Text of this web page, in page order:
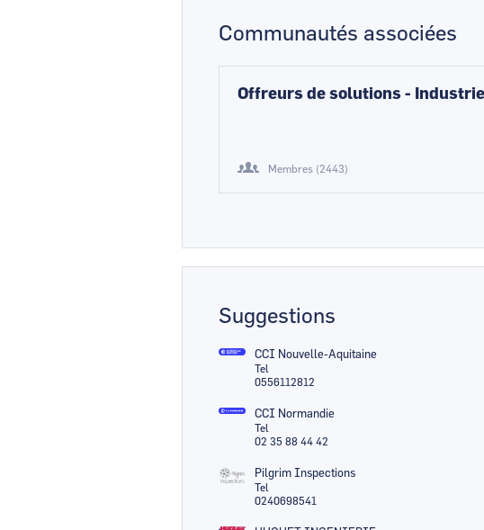
Communautés associées
Offreurs de solutions -
Membres (2443)
Suggestions
CCI Nouvelle-Aquitaine
Tel
0556112812
CCI Normandie
Tel
02 35 88 44 42
Pilgrim Inspections
Tel
0240698541